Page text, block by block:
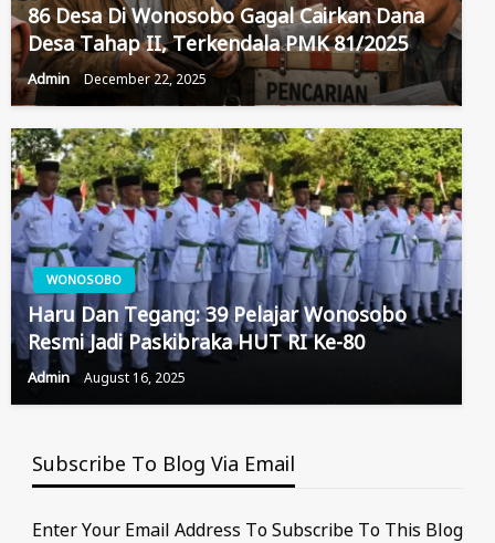
86 Desa Di Wonosobo Gagal Cairkan Dana
Desa Tahap II, Terkendala PMK 81/2025
Admin December 22, 2025
WONOSOBO
Haru Dan Tegang: 39 Pelajar Wonosobo
Resmi Jadi Paskibraka HUT RI Ke-80
Admin August 16, 2025
Subscribe To Blog Via Email
Enter Your Email Address To Subscribe To This Blog